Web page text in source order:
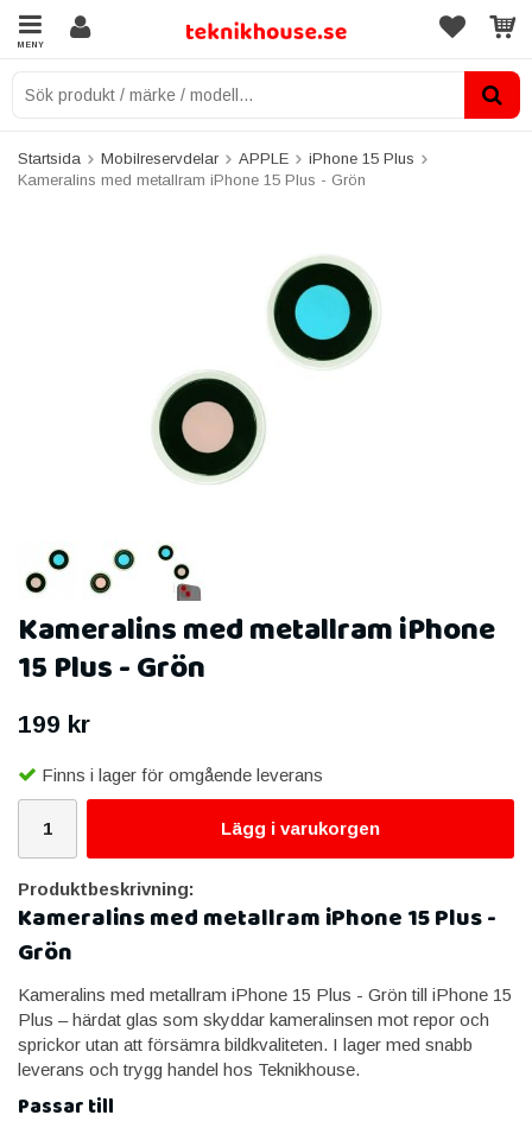
MENY
Startsida Mobilreservdelar APPLE
iPhone 15 Plus
Kameralins med metallram iPhone 15 Plus - Grön
Kameralins med metallram iPhone
15 Plus - Grön
199 kr
Finns i lager för omgående leverans
Lägg i varukorgen
Produktbeskrivning:
Kameralins med metallram iPhone 15 Plus -
Grön
Kameralins med metallram iPhone 15 Plus - Grön till iPhone 15
Plus – härdat glas som skyddar kameralinsen mot repor och
sprickor utan att försämra bildkvaliteten. I lager med snabb
leverans och trygg handel hos Teknikhouse.
Passar till